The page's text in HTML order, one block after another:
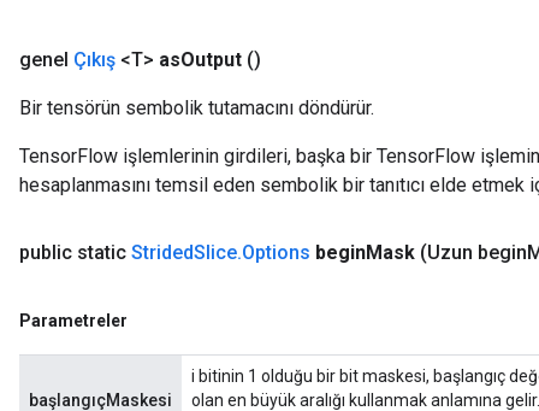
genel Çıkış <T> asOutput ()
Bir tensörün sembolik tutamacını döndürür.
TensorFlow işlemlerinin girdileri, başka bir TensorFlow
hesaplanmasını temsil eden sembolik bir tanıtıcı elde etmek
public static StridedSlice.Options beginMask (Uzun begin
Parametreler
başlangıçMaskesi
i bitinin 1 olduğu bir bit maskesi, başlangıç
olan en büyük aralığı kullanmak anlamına